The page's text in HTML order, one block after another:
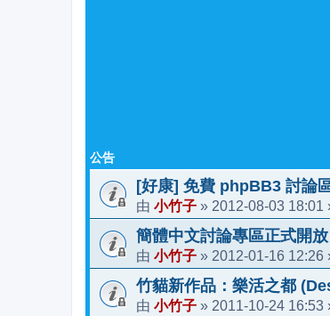
公告
[好康] 免費 phpBB3 討論
由 小竹子 » 2012-08-03 18:01
簡體中文討論專區正式開放
由 小竹子 » 2012-01-16 12:26
竹貓新作品：樂活之都
由 小竹子 » 2011-10-24 16:53